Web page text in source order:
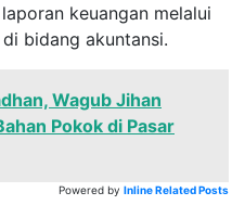
keuangan melalui
bidang akuntansi.
Wagub Jihan
Pokok di Pasar
Powered by Inline Related Posts